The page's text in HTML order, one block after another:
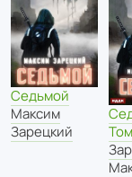
Седьмой
Максим
Зарецкий